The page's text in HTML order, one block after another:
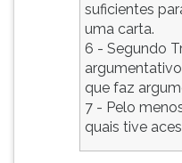
suficientes
uma carta.
6 - Segundo
argumentativo
que faz
7 - Pelo
quais tive